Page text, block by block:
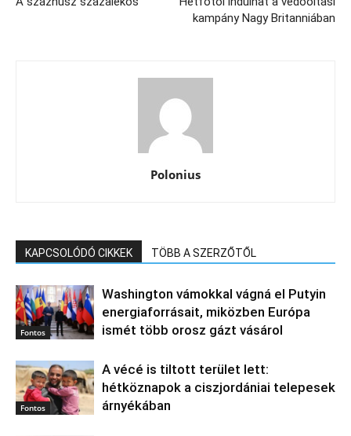
kampány Nagy Britanniában
Polonius
KAPCSOLÓDÓ CIKKEK TÖBB A SZERZŐTŐL
Fontos
Washington vámokkal vágná el Putyin
energiaforrásait, miközben Európa
ismét több orosz gázt vásárol
Fontos
A vécé is tiltott terület lett:
hétköznapok a ciszjordániai telepesek
árnyékában